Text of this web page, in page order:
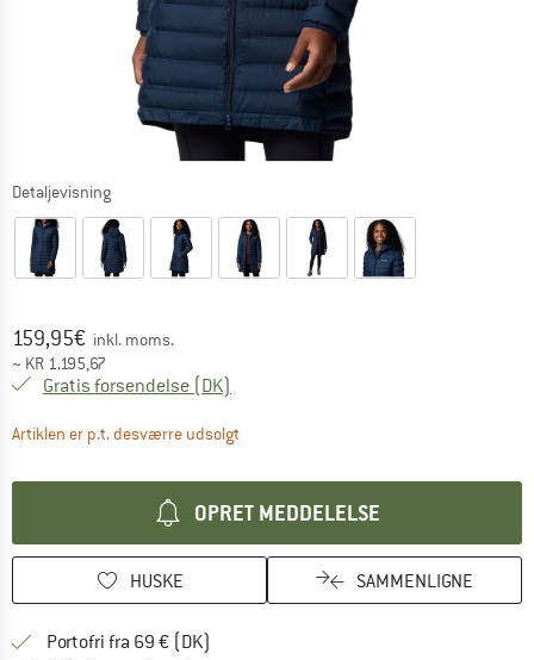
Detaljevisning
Pris:
159,95€ inkl. moms.
~ KR 1.195,67
Gratis forsendelse (DK)
Artiklen er p.t. desværre udsolgt
OPRET MEDDELELSE
HUSKE SAMMENLIGNE
Portofri fra 69 € (DK)